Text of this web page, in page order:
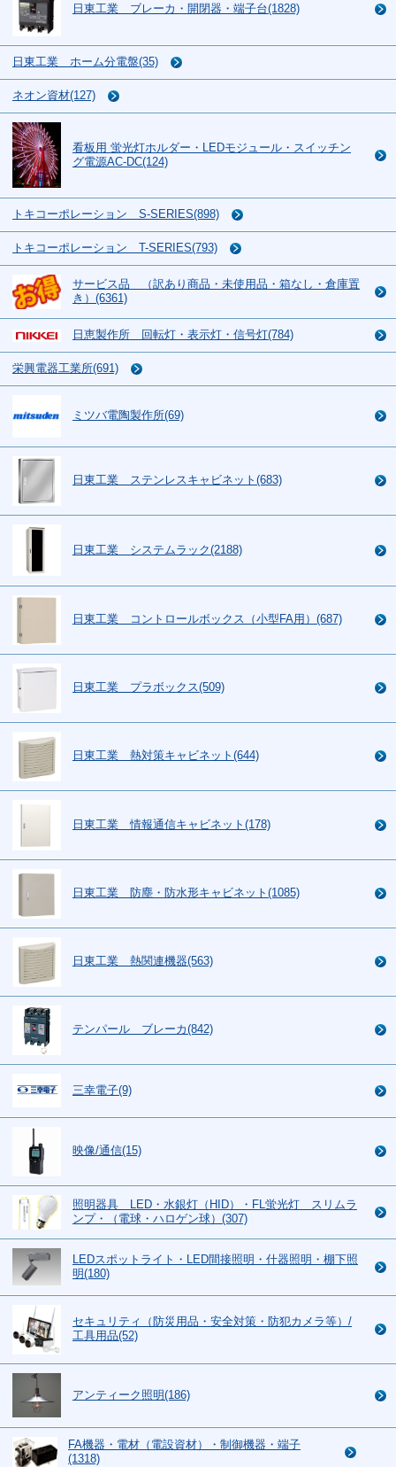
日東工業 ブレーカ・開閉器・端子台(1828)
日東工業 ホーム分電盤(35)
ネオン資材(127)
看板用 蛍光灯ホルダー・LEDモジュール・スイッチン
グ電源AC-DC(124)
トキコーポレーション S-SERIES(898)
トキコーポレーション T-SERIES(793)
サービス品 （訳あり商品・未使用品・箱なし・倉庫置
き）(6361)
日恵製作所 回転灯・表示灯・信号灯(784)
栄興電器工業所(691)
ミツバ電陶製作所(69)
日東工業 ステンレスキャビネット(683)
日東工業 システムラック(2188)
日東工業 コントロールボックス（小型FA用）(687)
日東工業 プラボックス(509)
日東工業 熱対策キャビネット(644)
日東工業 情報通信キャビネット(178)
日東工業 防塵・防水形キャビネット(1085)
日東工業 熱関連機器(563)
テンパール ブレーカ(842)
三幸電子(9)
映像/通信(15)
照明器具 LED・水銀灯（HID）・FL蛍光灯 スリムラ
ンプ・（電球・ハロゲン球）(307)
LEDスポットライト・LED間接照明・什器照明・棚下照
明(180)
セキュリティ（防災用品・安全対策・防犯カメラ等）/
工具用品(52)
アンティーク照明(186)
FA機器・電材（電設資材）・制御機器・端子
(1318)